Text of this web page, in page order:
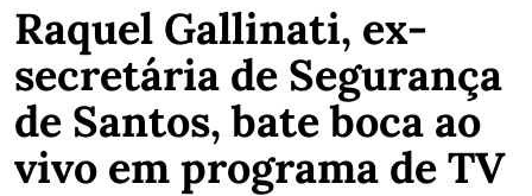
Raquel Gallinati, ex-
secretária de Segurança
de Santos, bate boca ao
vivo em programa de TV